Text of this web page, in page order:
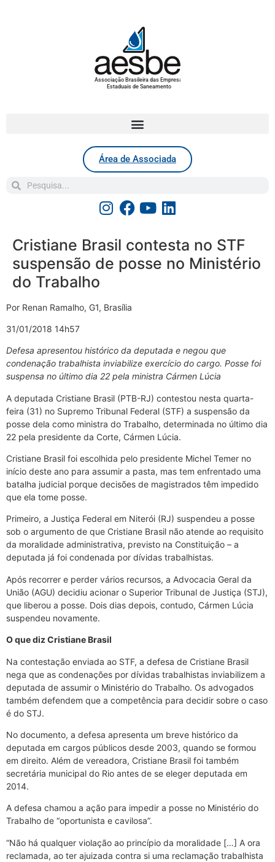
Associação Brasileira das Empresas
Estaduais de Saneamento
Área de Associada
Cristiane Brasil contesta no STF
suspensão de posse no Ministério
do Trabalho
Por Renan Ramalho, G1, Brasília
31/01/2018 14h57
Defesa apresentou histórico da deputada e negou que
condenação trabalhista inviabilize exercício do cargo. Posse foi
suspensa no último dia 22 pela ministra Cármen Lúcia
A deputada Cristiane Brasil (PTB-RJ) contestou nesta quarta-
feira (31) no Supremo Tribunal Federal (STF) a suspensão da
posse dela como ministra do Trabalho, determinada no último dia
22 pela presidente da Corte, Cármen Lúcia.
Cristiane Brasil foi escolhida pelo presidente Michel Temer no
início deste ano para assumir a pasta, mas tem enfrentado uma
batalha judicial porque decisões de magistrados têm impedido
que ela tome posse.
Primeiro, a Justiça Federal em Niterói (RJ) suspendeu a posse
sob o argumento de que Cristiane Brasil não atende ao requisito
da moralidade administrativa, previsto na Constituição – a
deputada já foi condenada por dívidas trabalhistas.
Após recorrer e perder vários recursos, a Advocacia Geral da
União (AGU) decidiu acionar o Superior Tribunal de Justiça (STJ),
que liberou a posse. Dois dias depois, contudo, Cármen Lúcia
suspendeu novamente.
O que diz Cristiane Brasil
Na contestação enviada ao STF, a defesa de Cristiane Brasil
nega que as condenações por dívidas trabalhistas inviabilizem a
deputada de assumir o Ministério do Trabalho. Os advogados
também defendem que a competência para decidir sobre o caso
é do STJ.
No documento, a defesa apresenta um breve histórico da
deputada em cargos públicos desde 2003, quando se formou
em direito. Além de vereadora, Cristiane Brasil foi também
secretária municipal do Rio antes de se eleger deputada em
2014.
A defesa chamou a ação para impedir a posse no Ministério do
Trabalho de “oportunista e cavilosa”.
“Não há qualquer violação ao princípio da moralidade […] A ora
reclamada, ao ter ajuizada contra si uma reclamação trabalhista